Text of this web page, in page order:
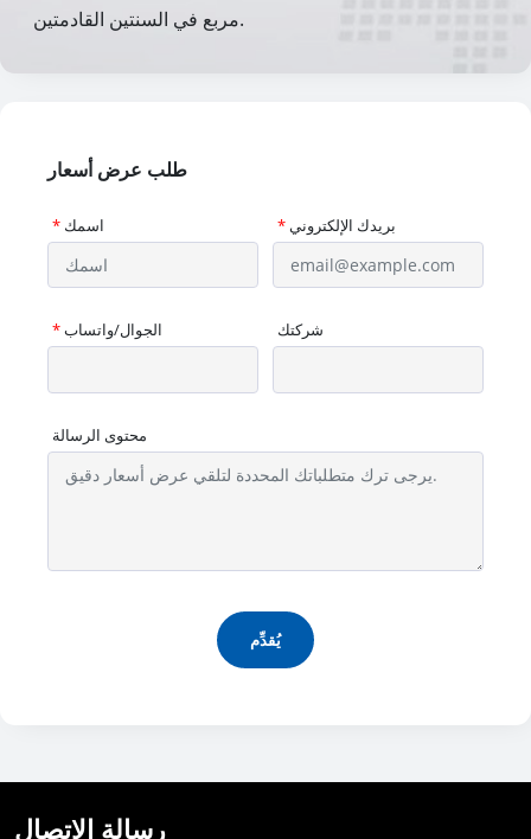
مربع في السنتين القادمتين.
طلب عرض أسعار
* اسمك *بريدك الإلكتروني
*الجوال/واتساب شركتك
محتوى الرسالة
يُقدِّم
رسالة الاتصال